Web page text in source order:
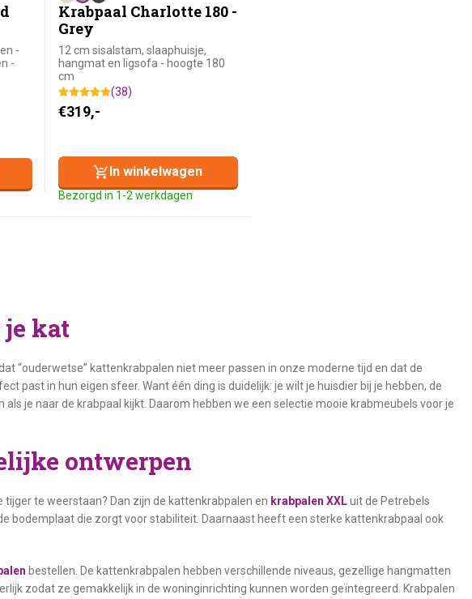
-
-
Krabpaal Charlotte 180 -
Grey
12 cm sisalstam, slaaphuisje,
hangmat en ligsofa - hoogte 180
cm
(38)
€319,-
Bezorgd in 1-2 werkdagen
In winkelwagen
kat
“ouderwetse” kattenkrabpalen niet meer passen in onze moderne tijd en dat de
past in hun eigen sfeer. Want één ding is duidelijk: je wilt je huisdier bij je hebben, de
je naar de krabpaal kijkt. Daarom hebben we een selectie mooie krabmeubels voor je
ontwerpen
te weerstaan? Dan zijn de kattenkrabpalen en krabpalen XXLuit de Petrebels
bodemplaat die zorgt voor stabiliteit. Daarnaast heeft een sterke kattenkrabpaal ook
bestellen. De kattenkrabpalen hebben verschillende niveaus, gezellige hangmatten
zodat ze gemakkelijk in de woninginrichting kunnen worden geïntegreerd. Krabpalen